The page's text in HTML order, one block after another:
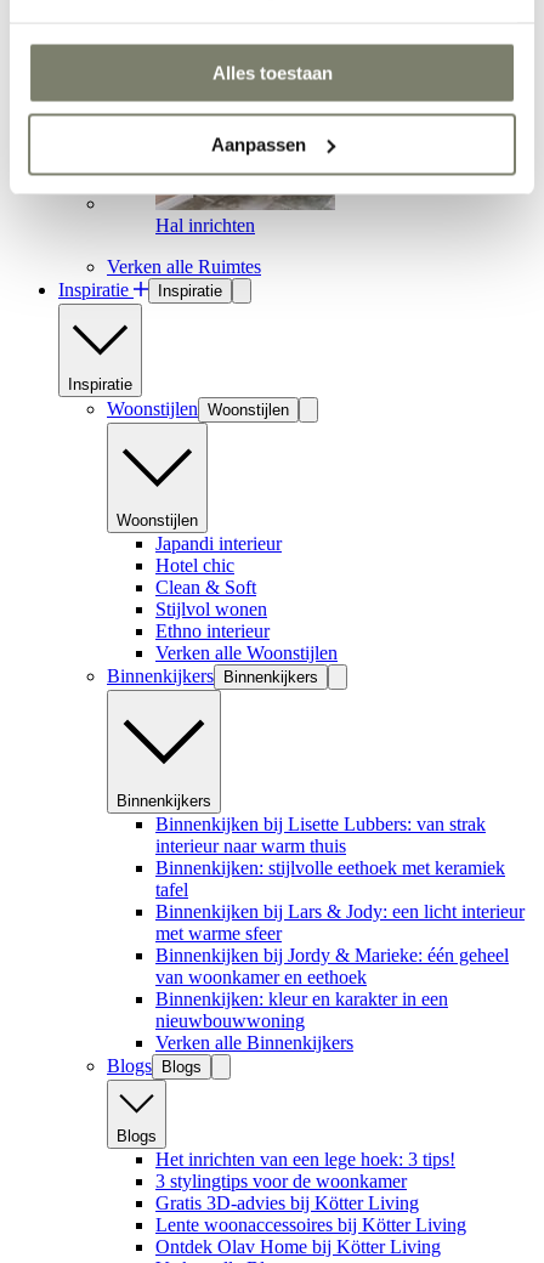
Alles toestaan
Aanpassen
Hal inrichten
Verken alle Ruimtes
Inspiratie
Inspiratie
Inspiratie
Woonstijlen Woonstijlen
Woonstijlen
Japandi interieur
Hotel chic
Clean & Soft
Stijlvol wonen
Ethno interieur
Verken alle Woonstijlen
Binnenkijkers
Binnenkijkers
Binnenkijkers
Binnenkijken bij Lisette Lubbers: van strak
interieur naar warm thuis
Binnenkijken: stijlvolle eethoek met keramiek
tafel
Binnenkijken bij Lars & Jody: een licht interieur
met warme sfeer
Binnenkijken bij Jordy & Marieke: één geheel
van woonkamer en eethoek
Binnenkijken: kleur en karakter in een
nieuwbouwwoning
Verken alle Binnenkijkers
Blogs
Blogs
Blogs
Het inrichten van een lege hoek: 3 tips!
3 stylingtips voor de woonkamer
Gratis 3D-advies bij Kötter Living
Lente woonaccessoires bij Kötter Living
Ontdek Olav Home bij Kötter Living